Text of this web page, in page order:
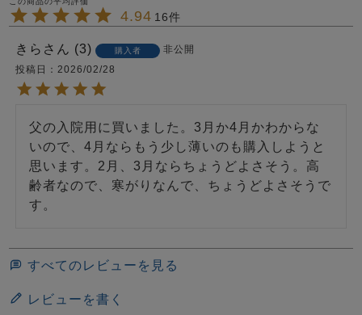
4.94 16
きら 3 購入者
非公開
投稿日
2026/02/28
父の入院用に買いました。3月か4月かわからな
いので、4月ならもう少し薄いのも購入しようと
思います。2月、3月ならちょうどよさそう。高
齢者なので、寒がりなんで、ちょうどよさそうで
す。
すべてのレビューを見る
レビューを書く